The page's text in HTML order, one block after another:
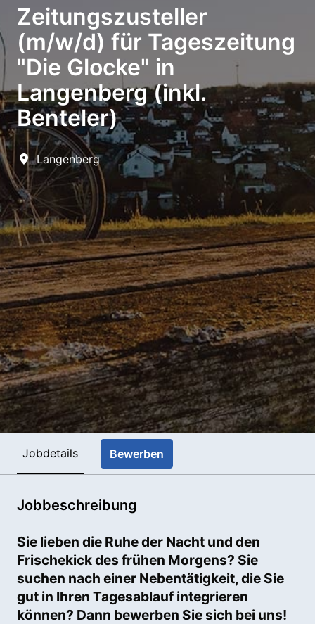
Zeitungszusteller
(m/w/d) für Tageszeitung
"Die Glocke" in
Langenberg (inkl.
Benteler)
Langenberg
Jobdetails Bewerben
Jobbeschreibung
Sie lieben die Ruhe der Nacht und den
Frischekick des frühen Morgens? Sie
suchen nach einer Nebentätigkeit, die Sie
gut in Ihren Tagesablauf integrieren
können? Dann bewerben Sie sich bei uns!